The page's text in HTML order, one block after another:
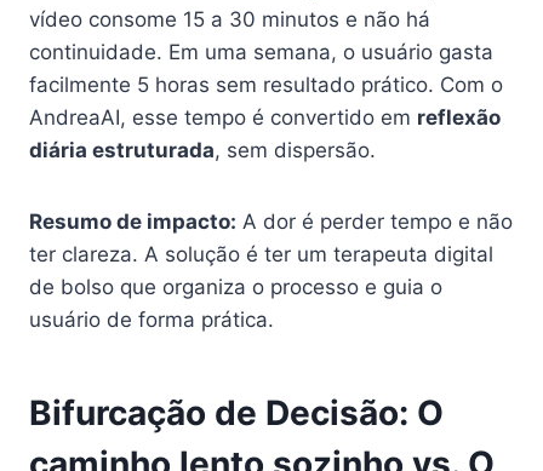
vídeo consome 15 a 30 minutos e não há
continuidade. Em uma semana, o usuário gasta
facilmente 5 horas sem resultado prático. Com o
AndreaAI, esse tempo é convertido em reflexão
diária estruturada, sem dispersão.
Resumo de impacto: A dor é perder tempo e não
ter clareza. A solução é ter um terapeuta digital
de bolso que organiza o processo e guia o
usuário de forma prática.
Bifurcação de Decisão: O